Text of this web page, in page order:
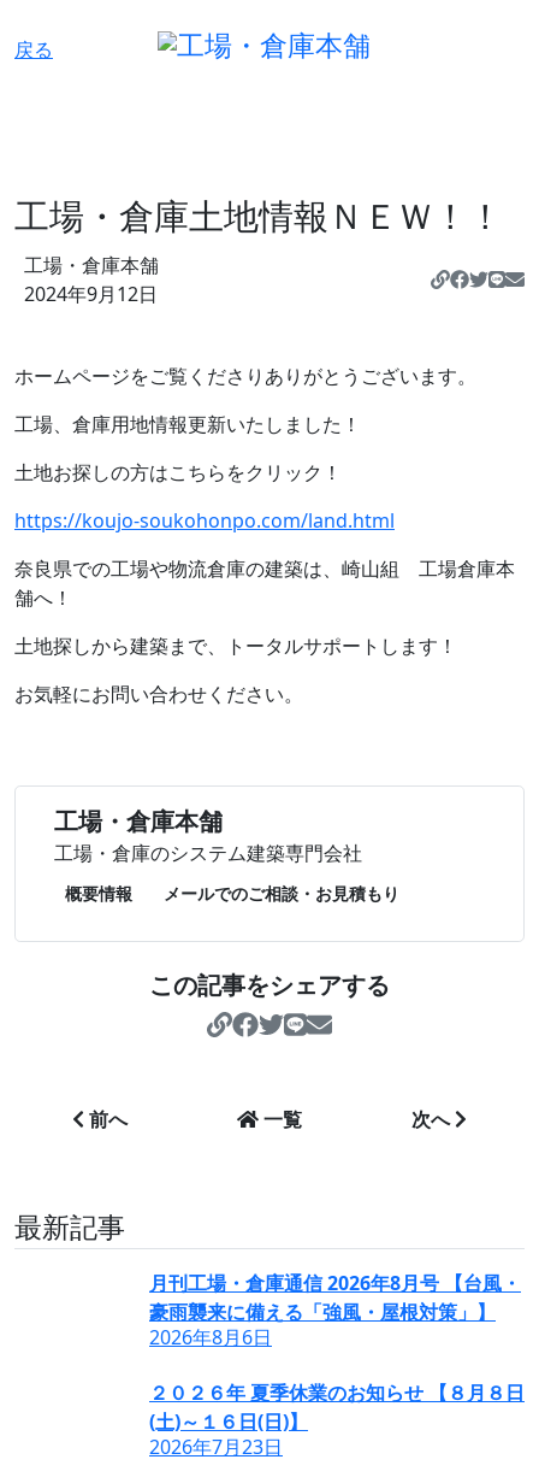
戻る
工場・倉庫土地情報ＮＥＷ！！
工場・倉庫本舗
2024年9月12日
https://
ホームページをご覧くださりありがとうございます。
工場、倉庫用地情報更新いたしました！
土地お探しの方はこちらをクリック！
https://koujo-soukohonpo.com/land.html
奈良県での工場や物流倉庫の建築は、崎山組 工場倉庫本
舗へ！
土地探しから建築まで、トータルサポートします！
お気軽にお問い合わせください。
工場・倉庫本舗
工場・倉庫のシステム建築専門会社
概要情報 メールでのご相談・お見積もり
この記事をシェアする
https://koujo-
前へ 一覧 次へ
最新記事
月刊工場・倉庫通信 2026年8月号 【台風・
豪雨襲来に備える「強風・屋根対策」】
2026年8月6日
２０２６年 夏季休業のお知らせ 【８月８日
(土)～１６日(日)】
2026年7月23日